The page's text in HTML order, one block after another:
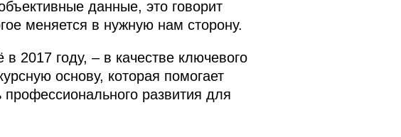
данные, это говорит
меняется в нужную нам сторону.
2017 году, – в качестве ключевого
основу, которая помогает
развития для